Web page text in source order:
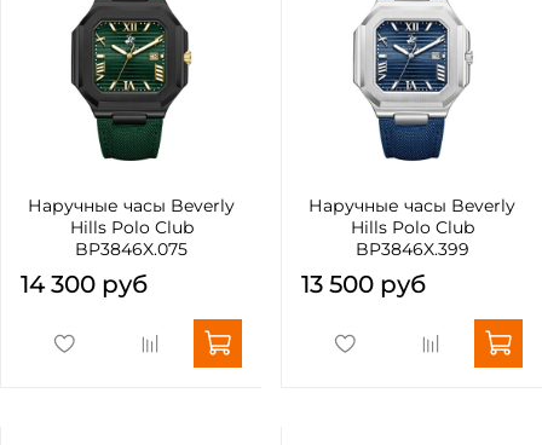
Наручные часы Beverly
Hills Polo Club
BP3846X.075
14 300 руб
Наручные часы Beverly
Hills Polo Club
BP3846X.399
13 500 руб